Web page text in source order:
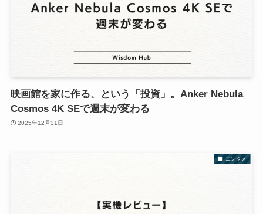
映画館を家に作る、という「投資」。Anker Nebula
Cosmos 4K SEで週末が変わる
2025年12月31日
エンタメ